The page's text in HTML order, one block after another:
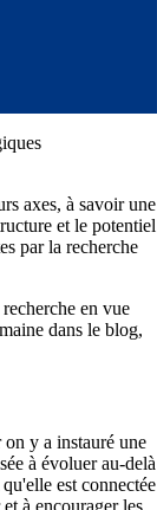
axes, à savoir une
et le potentiel
par la recherche
en vue
dans le blog,
y a instauré une
à évoluer au-delà
est connectée